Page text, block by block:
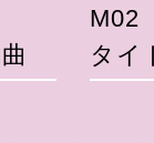
M02
タイ